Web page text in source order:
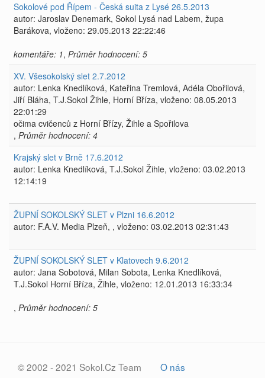
Sokolové pod Řípem - Česká suita z Lysé 26.5.2013
autor: Jaroslav Denemark, Sokol Lysá nad Labem, župa
Barákova, vloženo: 29.05.2013 22:22:46
komentáře: 1, Průměr hodnocení: 5
XV. Všesokolský slet 2.7.2012
autor: Lenka Knedlíková, Kateřina Tremlová, Adéla Obořilová,
Jiří Bláha, T.J.Sokol Žihle, Horní Bříza, vloženo: 08.05.2013
22:01:29
očima cvičenců z Horní Břízy, Žihle a Spořilova
, Průměr hodnocení: 4
Krajský slet v Brně 17.6.2012
autor: Lenka Knedlíková, T.J.Sokol Žihle, vloženo: 03.02.2013
12:14:19
ŽUPNÍ SOKOLSKÝ SLET v Plzni 16.6.2012
autor: F.A.V. Media Plzeň, , vloženo: 03.02.2013 02:31:43
ŽUPNÍ SOKOLSKÝ SLET v Klatovech 9.6.2012
autor: Jana Sobotová, Milan Sobota, Lenka Knedlíková,
T.J.Sokol Horní Bříza, Žihle, vloženo: 12.01.2013 16:33:34
, Průměr hodnocení: 5
© 2002 - 2021 Sokol.Cz Team O nás